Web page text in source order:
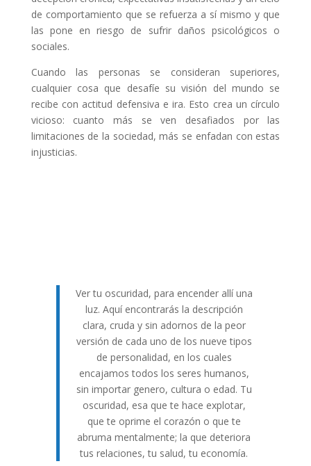
de comportamiento que se refuerza a sí mismo y que
las pone en riesgo de sufrir daños psicológicos o
sociales.
Cuando las personas se consideran superiores,
cualquier cosa que desafíe su visión del mundo se
recibe con actitud defensiva e ira. Esto crea un círculo
vicioso: cuanto más se ven desafiados por las
limitaciones de la sociedad, más se enfadan con estas
injusticias.
Ver tu oscuridad, para encender allí una
luz. Aquí encontrarás la descripción
clara, cruda y sin adornos de la peor
versión de cada uno de los nueve tipos
de personalidad, en los cuales
encajamos todos los seres humanos,
sin importar genero, cultura o edad. Tu
oscuridad, esa que te hace explotar,
que te oprime el corazón o que te
abruma mentalmente; la que deteriora
tus relaciones, tu salud, tu economía.